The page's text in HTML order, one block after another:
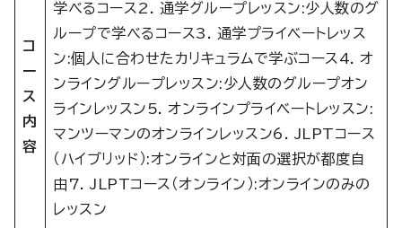
コ
ー
ス
内
容
学べるコース2. 通学グループレッスン:少人数のグ
ループで学べるコース3. 通学プライベートレッス
ン:個人に合わせたカリキュラムで学ぶコース4. オ
ンライングループレッスン:少人数のグループオン
ラインレッスン5. オンラインプライベートレッスン:
マンツーマンのオンラインレッスン6. JLPTコース
（ハイブリッド）:オンラインと対面の選択が都度自
由7. JLPTコース（オンライン）:オンラインのみの
レッスン